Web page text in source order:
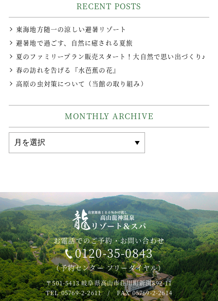
RECENT POSTS
東海地方随一の涼しい避暑リゾート
避暑地で過ごす、自然に癒される夏旅
夏のファミリープラン販売スタート！大自然で思い出づくり♪
春の訪れを告げる『水芭蕉の花』
高原の虫対策について（当館の取り組み）
MONTHLY ARCHIVE
MONTHLY
ARCHIVE
お電話でのご予約・お問い合わせ
0120-35-0843
（予約センター フリーダイヤル）
〒501-5413岐阜県高山市荘川町新渕892-11
TEL 05769-2-2611 / FAX 05769-2-2614